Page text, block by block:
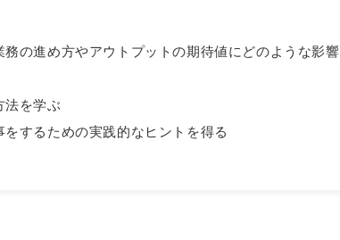
の進め方やアウトプットの期待値にどのような影響
法を学ぶ
するための実践的なヒントを得る